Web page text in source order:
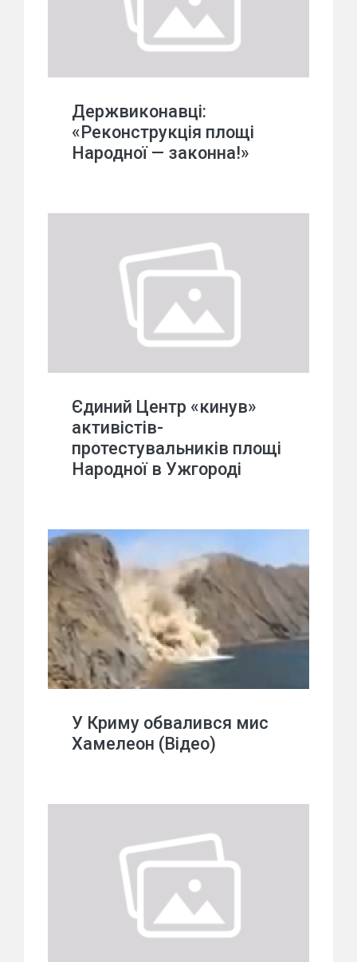
Держвиконавці:
«Реконструкція площі
Народної — законна!»
Єдиний Центр «кинув»
активістів-
протестувальників площі
Народної в Ужгороді
У Криму обвалився мис
Хамелеон (Відео)